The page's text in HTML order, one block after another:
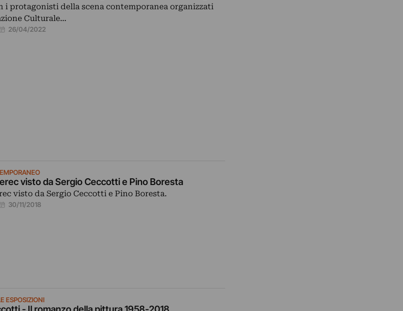
i protagonisti della scena contemporanea organizzati
Culturale…
26/04/2022
visto da Sergio Ceccotti e Pino Boresta
visto da Sergio Ceccotti e Pino Boresta.
30/11/2018
ESPOSIZIONI